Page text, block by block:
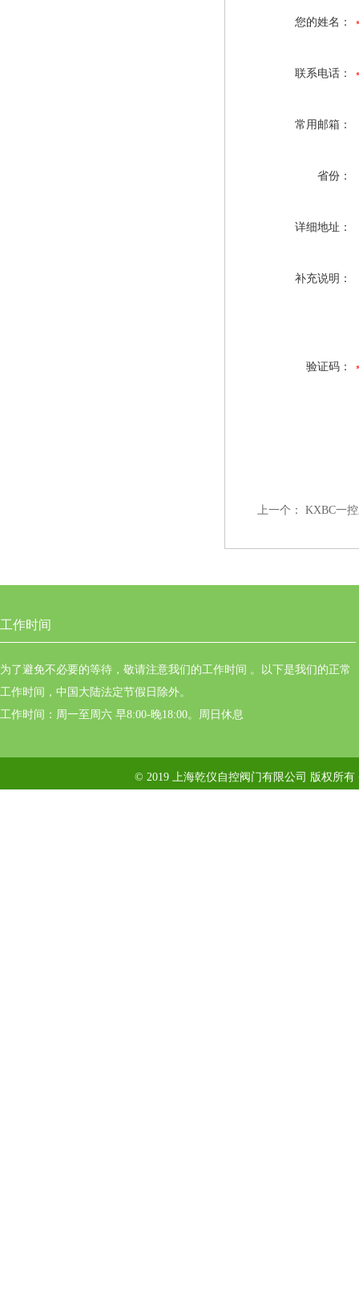
您的姓名：
联系电话：
常用邮箱：
省份：
详细地址：
补充说明：
验证码：
上一个： KXBC一
工作时间
为了避免不必要的等待，敬请注意我们的工作时间 。以下是我们的正常
工作时间，中国大陆法定节假日除外。
工作时间：周一至周六 早8:00-晚18:00。周日休息
© 2019 上海乾仪自控阀门有限公司 版权所有